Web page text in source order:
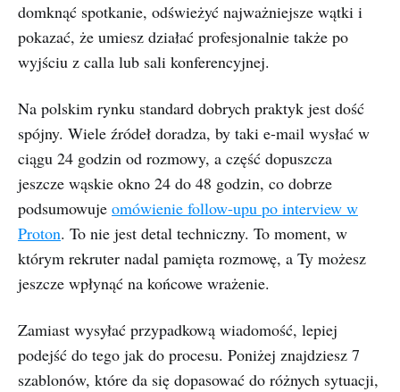
domknąć spotkanie, odświeżyć najważniejsze wątki i
pokazać, że umiesz działać profesjonalnie także po
wyjściu z calla lub sali konferencyjnej.
Na polskim rynku standard dobrych praktyk jest dość
spójny. Wiele źródeł doradza, by taki e-mail wysłać w
ciągu 24 godzin od rozmowy, a część dopuszcza
jeszcze wąskie okno 24 do 48 godzin, co dobrze
podsumowuje omówienie follow-upu po interview w
Proton. To nie jest detal techniczny. To moment, w
którym rekruter nadal pamięta rozmowę, a Ty możesz
jeszcze wpłynąć na końcowe wrażenie.
Zamiast wysyłać przypadkową wiadomość, lepiej
podejść do tego jak do procesu. Poniżej znajdziesz 7
szablonów, które da się dopasować do różnych sytuacji,